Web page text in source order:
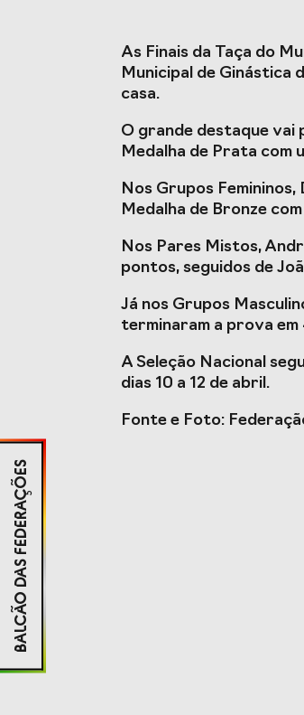
BALCÃO DAS FEDERAÇÕES
O Valor do Desporto
Português, o seu financiamento
(1996-2024) e o seu futuro
Cimeira de Presidentes de
Congresso Nacional do
As Finais da Taça do
Municipal de Ginástica
casa.
O grande destaque vai
Medalha de Prata com
Nos Grupos Femininos,
Medalha de Bronze
Nos Pares Mistos,
pontos, seguidos de
Já nos Grupos
terminaram a prova em
A Seleção Nacional
dias 10 a 12 de abril.
Fonte e Foto: